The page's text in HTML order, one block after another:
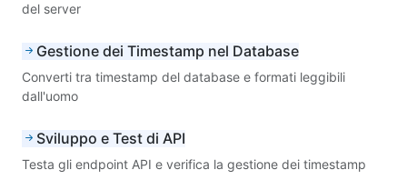
del server
Gestione dei Timestamp nel Database
Converti tra timestamp del database e formati leggibili
dall'uomo
Sviluppo e Test di API
Testa gli endpoint API e verifica la gestione dei timestamp